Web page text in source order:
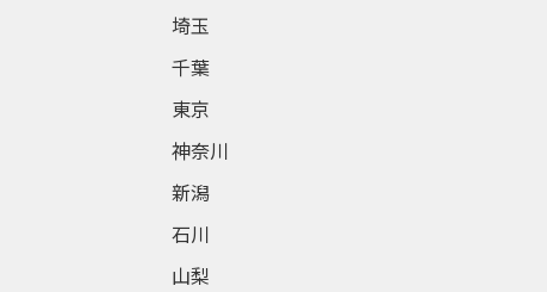
埼玉
千葉
東京
神奈川
新潟
石川
山梨